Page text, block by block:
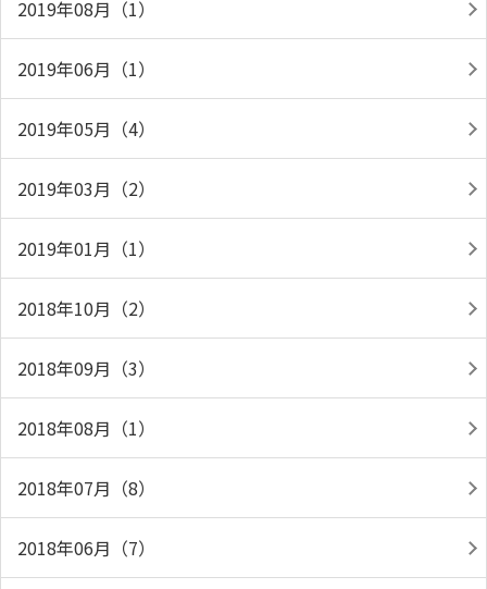
2019年08月（1）
2019年06月（1）
2019年05月（4）
2019年03月（2）
2019年01月（1）
2018年10月（2）
2018年09月（3）
2018年08月（1）
2018年07月（8）
2018年06月（7）